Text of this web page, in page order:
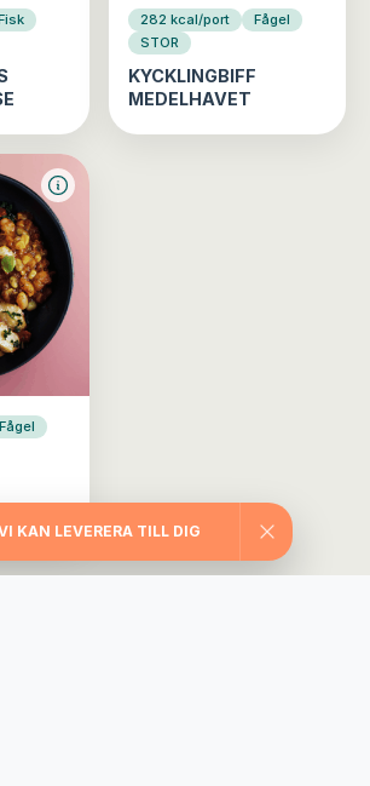
282 kcal/port
Fågel
STOR
KYCKLINGBIFF
MEDELHAVET
Fågel
KAN LEVERERA TILL DIG